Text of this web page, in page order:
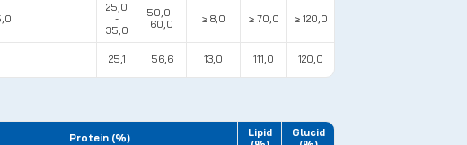
25,0
-
35,0
50,0 -
60,0
≥ 8,0 ≥ 70,0 ≥ 120,0
25,1 56,6 13,0 111,0 120,0
Protein (%)
Lipid
Glucid